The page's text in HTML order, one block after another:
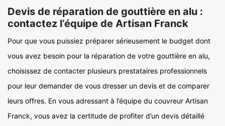
Devis de réparation de gouttière en alu :
contactez l’équipe de Artisan Franck
Pour que vous puissiez préparer sérieusement le budget dont
vous avez besoin pour la réparation de votre gouttière en alu,
choisissez de contacter plusieurs prestataires professionnels
pour leur demander de vous dresser un devis et de comparer
leurs offres. En vous adressant à l’équipe du couvreur Artisan
Franck, vous avez la certitude de profiter d’un devis détaillé